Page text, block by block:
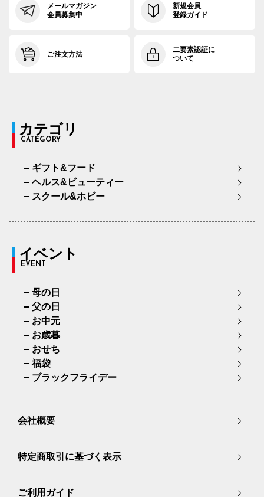
メールマガジン
会員募集中
新規会員
登録ガイド
ご注文方法
二要素認証に
ついて
カテゴリ
CATEGORY
ギフト&フード
ヘルス&ビューティー
スクール&ホビー
イベント
EVENT
母の日
父の日
お中元
お歳暮
おせち
福袋
ブラックフライデー
会社概要
特定商取引に基づく表示
ご利用ガイド